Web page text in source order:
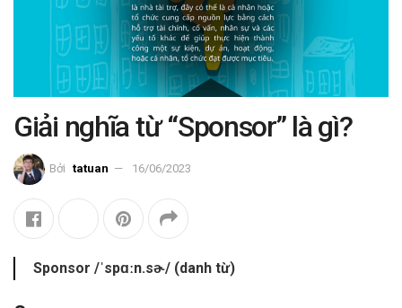
Giải nghĩa từ “Sponsor” là gì?
Bởi tatuan 16/06/2023
Sponsor /ˈspɑːn.sɚ/ (danh từ)